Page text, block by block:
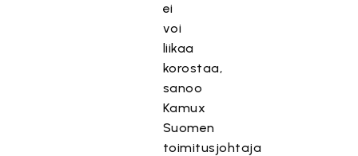
ei
voi
liikaa
korostaa,
sanoo
Kamux
Suomen
toimitusjohtaja